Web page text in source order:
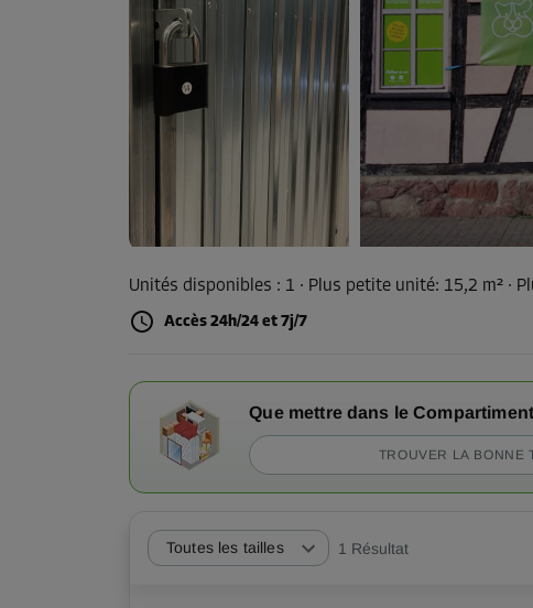
Unités disponibles : 1 · Plus petite unité: 15,2 m² ·
Accès 24h/24 et 7j/7
Que mettre dans le
TROUVER LA BONNE
Toutes les tailles 1 Résultat